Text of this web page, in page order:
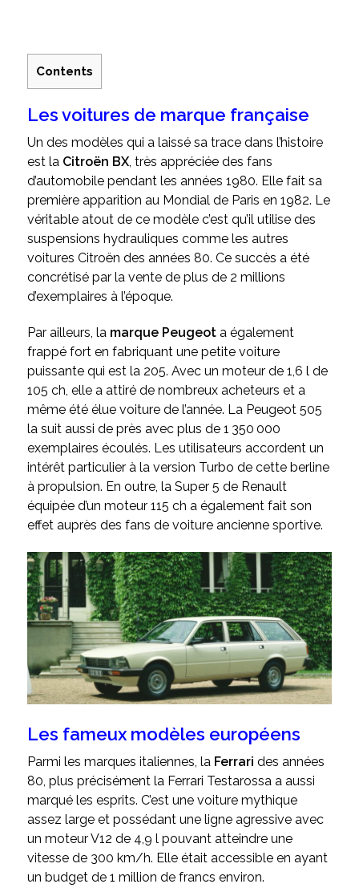
Contents
Les voitures de marque française
Un des modèles qui a laissé sa trace dans l’histoire
est la Citroën BX, très appréciée des fans
d’automobile pendant les années 1980. Elle fait sa
première apparition au Mondial de Paris en 1982. Le
véritable atout de ce modèle c’est qu’il utilise des
suspensions hydrauliques comme les autres
voitures Citroën des années 80. Ce succès a été
concrétisé par la vente de plus de 2 millions
d’exemplaires à l’époque.
Par ailleurs, la marque Peugeota également
frappé fort en fabriquant une petite voiture
puissante qui est la 205. Avec un moteur de 1,6 l de
105 ch, elle a attiré de nombreux acheteurs et a
même été élue voiture de l’année. La Peugeot 505
la suit aussi de près avec plus de 1 350 000
exemplaires écoulés. Les utilisateurs accordent un
intérêt particulier à la version Turbo de cette berline
à propulsion. En outre, la Super 5 de Renault
équipée d’un moteur 115 ch a également fait son
effet auprès des fans de voiture ancienne sportive.
Les fameux modèles européens
Parmi les marques italiennes, la Ferrari des années
80, plus précisément la Ferrari Testarossa a aussi
marqué les esprits. C’est une voiture mythique
assez large et possédant une ligne agressive avec
un moteur V12 de 4,9 l pouvant atteindre une
vitesse de 300 km/h. Elle était accessible en ayant
un budget de 1 million de francs environ.